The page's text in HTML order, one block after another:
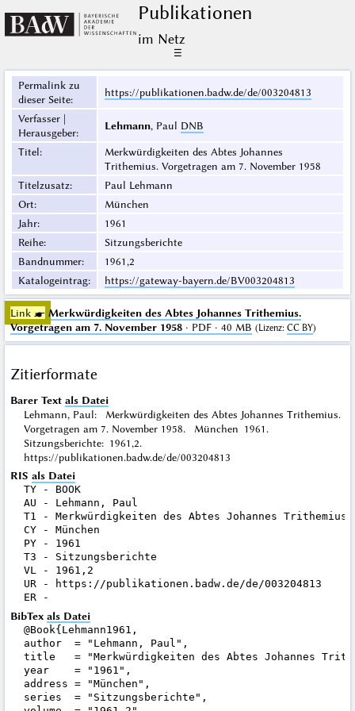
Publikationen
im Netz
☰
Permalink zu
dieser Seite:
https://publikationen.badw.de/de/003204813
Verfasser |
Herausgeber:
Lehmann, Paul DNB
Titel:
Merkwürdigkeiten des Abtes Johannes
Trithemius. Vorgetragen am 7. November 1958
Titelzusatz:
Paul Lehmann
Ort:
München
Jahr:
1961
Reihe:
Sitzungsberichte
Bandnummer:
1961,2
Katalogeintrag: https://gateway-bayern.de/BV003204813
Link ☛ Merkwürdigkeiten des Abtes Johannes Trithemius.
Vorgetragen am 7. November 1958· PDF · 40 MB (Lizenz: CC BY)
Zitierformate
Barer Text als Datei
Lehmann, Paul: Merkwürdigkeiten des Abtes Johannes Trithemius.
Vorgetragen am 7. November 1958. München 1961.
Sitzungsberichte: 1961,2.
https://publikationen.badw.de/de/003204813
RIS als Datei
TY - BOOK
AU - Lehmann, Paul
T1 - Merkwürdigkeiten des Abtes Johannes Trithemius.
CY - München
PY - 1961
T3 - Sitzungsberichte
VL - 1961,2
UR - https://publikationen.badw.de/de/003204813
BibTex als Datei
@Book{Lehmann1961,
author  = "Lehmann, Paul",
title   = "Merkwürdigkeiten des Abtes Johannes
year    = "1961",
address = "München",
series  = "Sitzungsberichte",